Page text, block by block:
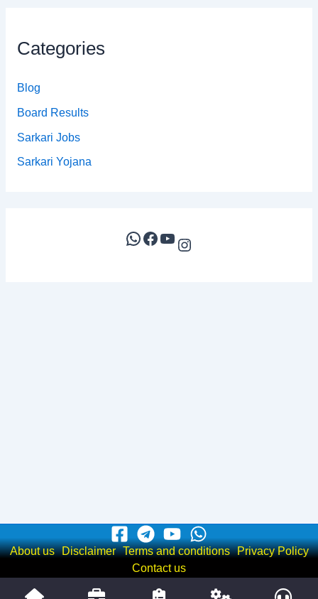
Categories
Blog
Board Results
Sarkari Jobs
Sarkari Yojana
About us Disclaimer Terms and conditions Privacy Policy
Contact us